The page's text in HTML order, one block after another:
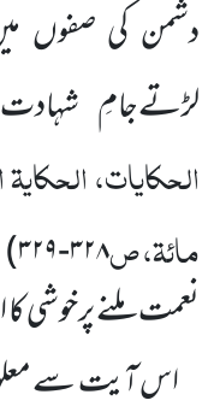
دشمن کی صفوں
لڑتےجامِ
الحکایات،
مائۃ، ص۳۲۸-۳۲۹)
نعمت ملنے پرخوشی
اس آیت سے